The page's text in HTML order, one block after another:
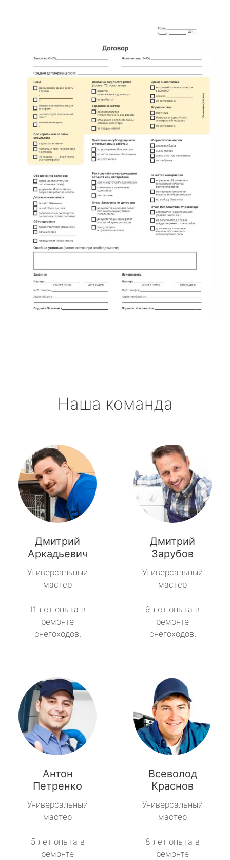
Наша команда
Дмитрий
Аркадьевич
Универсальный
мастер
11 лет опыта в
ремонте
снегоходов.
Дмитрий
Зарубов
Универсальный
мастер
9 лет опыта в
ремонте
снегоходов.
Антон
Петренко
Универсальный
мастер
5 лет опыта в
ремонте
Всеволод
Краснов
Универсальный
мастер
8 лет опыта в
ремонте